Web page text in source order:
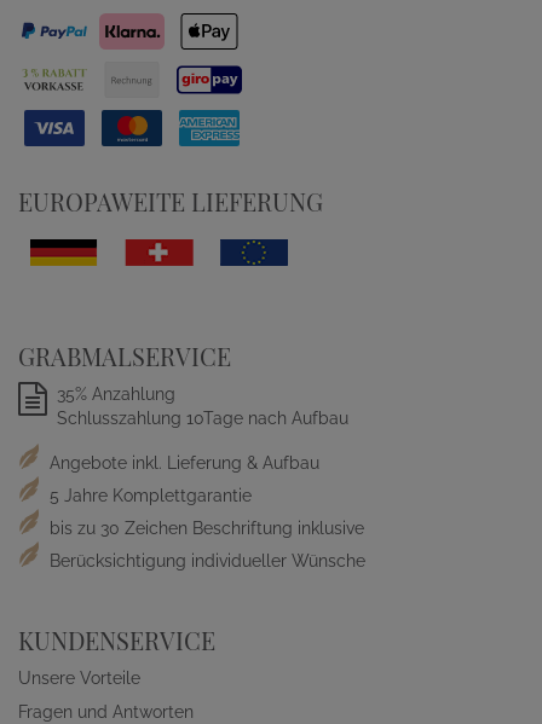
EUROPAWEITE LIEFERUNG
GRABMALSERVICE
35% Anzahlung
Schlusszahlung 10Tage nach Aufbau
Angebote inkl. Lieferung & Aufbau
5 Jahre Komplettgarantie
bis zu 30 Zeichen Beschriftung inklusive
Berücksichtigung individueller Wünsche
KUNDENSERVICE
Unsere Vorteile
Fragen und Antworten